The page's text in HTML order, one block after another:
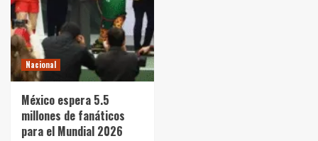
Nacional
México espera 5.5
millones de fanáticos
para el Mundial 2026